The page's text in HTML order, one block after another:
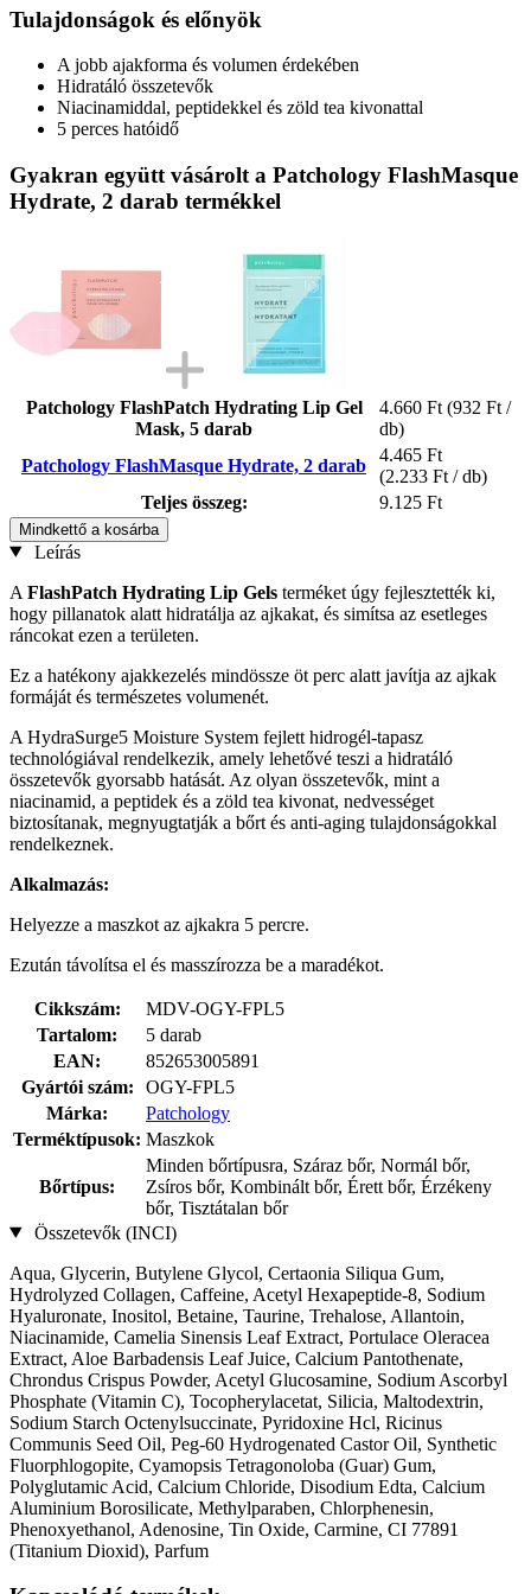
Tulajdonságok és előnyök
A jobb ajakforma és volumen érdekében
Hidratáló összetevők
Niacinamiddal, peptidekkel és zöld tea kivonattal
5 perces hatóidő
Gyakran együtt vásárolt a Patchology FlashMasque
Hydrate, 2 darab termékkel
Patchology FlashPatch Hydrating Lip Gel
Mask, 5 darab
4.660 Ft (932 Ft /
db)
Patchology FlashMasque Hydrate, 2 darab
4.465 Ft
(2.233 Ft / db)
Teljes összeg:
9.125 Ft
Mindkettő a kosárba
Leírás
A FlashPatch Hydrating Lip Gels terméket úgy fejlesztették ki,
hogy pillanatok alatt hidratálja az ajkakat, és simítsa az esetleges
ráncokat ezen a területen.
Ez a hatékony ajakkezelés mindössze öt perc alatt javítja az ajkak
formáját és természetes volumenét.
A HydraSurge5 Moisture System fejlett hidrogél-tapasz
technológiával rendelkezik, amely lehetővé teszi a hidratáló
összetevők gyorsabb hatását. Az olyan összetevők, mint a
niacinamid, a peptidek és a zöld tea kivonat, nedvességet
biztosítanak, megnyugtatják a bőrt és anti-aging tulajdonságokkal
rendelkeznek.
Alkalmazás:
Helyezze a maszkot az ajkakra 5 percre.
Ezután távolítsa el és masszírozza be a maradékot.
Cikkszám:
MDV-OGY-FPL5
Tartalom:
5 darab
EAN:
852653005891
Gyártói szám:
OGY-FPL5
Márka:
Patchology
Terméktípusok: Maszkok
Bőrtípus:
Minden bőrtípusra, Száraz bőr, Normál bőr,
Zsíros bőr, Kombinált bőr, Érett bőr, Érzékeny
bőr, Tisztátalan bőr
Összetevők (INCI)
Aqua, Glycerin, Butylene Glycol, Certaonia Siliqua Gum,
Hydrolyzed Collagen, Caffeine, Acetyl Hexapeptide-8, Sodium
Hyaluronate, Inositol, Betaine, Taurine, Trehalose, Allantoin,
Niacinamide, Camelia Sinensis Leaf Extract, Portulace Oleracea
Extract, Aloe Barbadensis Leaf Juice, Calcium Pantothenate,
Chrondus Crispus Powder, Acetyl Glucosamine, Sodium Ascorbyl
Phosphate (Vitamin C), Tocopherylacetat, Silicia, Maltodextrin,
Sodium Starch Octenylsuccinate, Pyridoxine Hcl, Ricinus
Communis Seed Oil, Peg-60 Hydrogenated Castor Oil, Synthetic
Fluorphlogopite, Cyamopsis Tetragonoloba (Guar) Gum,
Polyglutamic Acid, Calcium Chloride, Disodium Edta, Calcium
Aluminium Borosilicate, Methylparaben, Chlorphenesin,
Phenoxyethanol, Adenosine, Tin Oxide, Carmine, CI 77891
(Titanium Dioxid), Parfum